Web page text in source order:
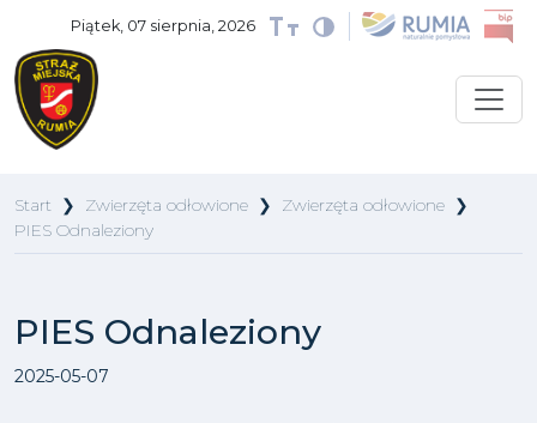
Piątek, 07 sierpnia, 2026
Start ❯ Zwierzęta odłowione ❯ Zwierzęta odłowione ❯
PIES Odnaleziony
PIES Odnaleziony
2025-05-07